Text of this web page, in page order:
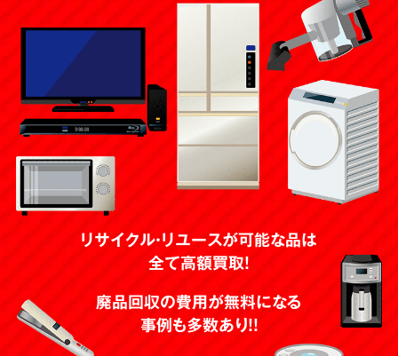
リサイクル・リユースが可能な品は
全て高額買取！
廃品回収の費用が無料になる
事例も多数あり！！